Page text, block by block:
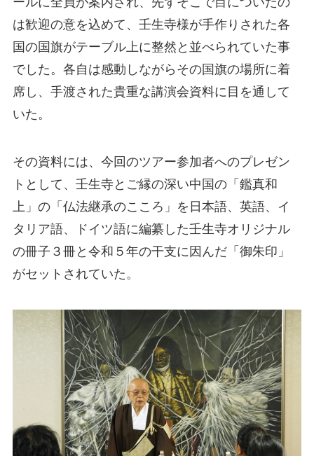
は歓迎の意を込めて、壬生寺様が手作りされた各
国の国旗がテーブル上に整然と並べられていた事
でした。各自は感動しながらその国旗の場所に着
席し、手渡された貴重な講演会資料に目を通して
いた。
その資料には、今回のツアー参加者へのプレゼン
トとして、壬生寺とご縁の深い中国の「鑑真和
上」の「仏法継承のこころ」を日本語、英語、イ
タリア語、ドイツ語に編纂した壬生寺オリジナル
の冊子３冊と令和５年の干支に因んだ「御朱印」
がセットされていた。